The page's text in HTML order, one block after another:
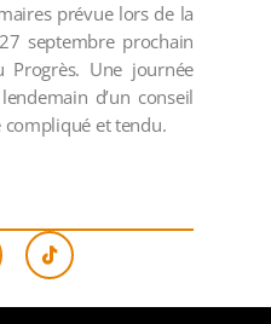
prévue lors de la
septembre prochain
Progrès. Une journée
d’un conseil
compliqué et tendu.